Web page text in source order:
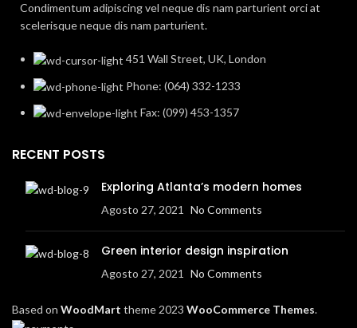
Condimentum adipiscing vel neque dis nam parturient orci at
scelerisque neque dis nam parturient.
451 Wall Street, UK, London
Phone: (064) 332-1233
Fax: (099) 453-1357
RECENT POSTS
Exploring Atlanta’s modern homes
Agosto 27, 2021 No Comments
Green interior design inspiration
Agosto 27, 2021 No Comments
Based on WoodMart theme2023 WooCommerce Themes.